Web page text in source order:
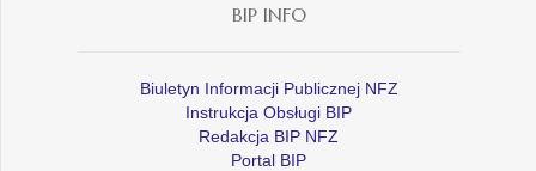
BIP INFO
Biuletyn Informacji Publicznej NFZ
Instrukcja Obsługi BIP
Redakcja BIP NFZ
Portal BIP